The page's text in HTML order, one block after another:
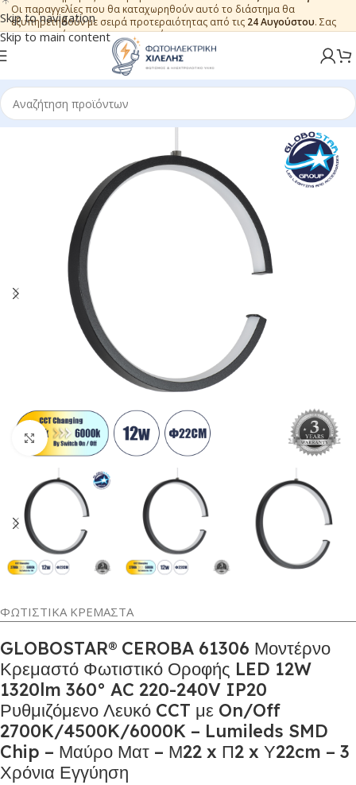
Skip to navigation
Skip to main content
Οι παραγγελίες που θα καταχωρηθούν αυτό το διάστημα θα
εξυπηρετηθούν με σειρά προτεραιότητας από τις 24 Αυγούστου. Σας
ευχαριστούμε για την εμπιστοσύνη.
Κλικ για μεγέθυνση
ΦΩΤΙΣΤΙΚΑ ΚΡΕΜΑΣΤΑ
GLOBOSTAR® CEROBA 61306 Μοντέρνο
Κρεμαστό Φωτιστικό Οροφής LED 12W
1320lm 360° AC 220-240V IP20
Ρυθμιζόμενο Λευκό CCT με On/Off
2700K/4500K/6000K – Lumileds SMD
Chip – Μαύρο Ματ – Μ22 x Π2 x Υ22cm – 3
Χρόνια Εγγύηση